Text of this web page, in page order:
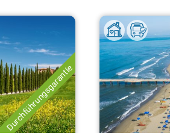
Durchführungsgarantie